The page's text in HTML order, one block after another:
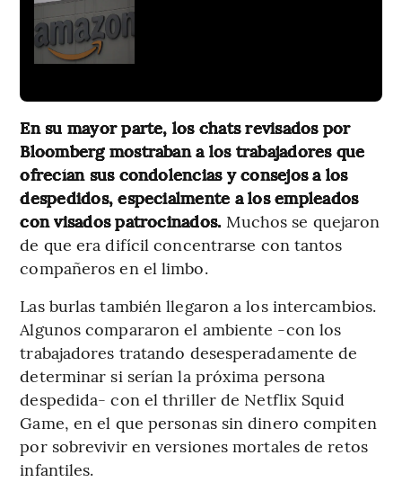
En su mayor parte, los chats revisados por
Bloomberg mostraban a los trabajadores que
ofrecían sus condolencias y consejos a los
despedidos, especialmente a los empleados
con visados patrocinados. Muchos se quejaron
de que era difícil concentrarse con tantos
compañeros en el limbo.
Las burlas también llegaron a los intercambios.
Algunos compararon el ambiente -con los
trabajadores tratando desesperadamente de
determinar si serían la próxima persona
despedida- con el thriller de Netflix Squid
Game, en el que personas sin dinero compiten
por sobrevivir en versiones mortales de retos
infantiles.